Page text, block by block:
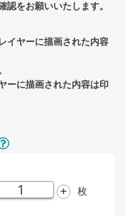
認をお願いいたします。
イヤーに描画された内容
ーに描画された内容は印
+ 枚